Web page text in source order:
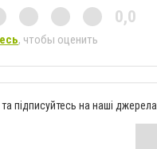
0,0
, чтобы оценить
та підписуйтесь на наші джерела